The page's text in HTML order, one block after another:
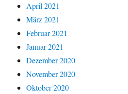
April 2021
März 2021
Februar 2021
Januar 2021
Dezember 2020
November 2020
Oktober 2020